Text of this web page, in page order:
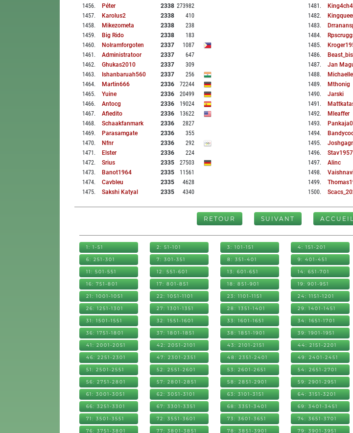
1456. Péter 2338 273982
1457. Karolus2 2338
410
1458. Mikezometa 2338
238
1459. Big Rido 2338
183
1460. Nolramforgoten 2337
1087
1461 . Administratoor 2337
647
1462. Ghukas2010 2337
309
1463. Ishanbaruah560 2337
256
1464. Martin666 2336
72244
1465. Yuine 2336
20499
1466. Antocg 2336
19024
1467. Afiedito 2336
13622
1468. Schaakfanmark 2336
2827
1469. Parasamgate 2336
355
1470. Nfnr 2336
292
1471 . Elster 2336
224
1472. Srius 2335
27503
1473. Banot1964 2335
11561
1474. Cavbleu 2335
4628
1475. Sakshi Katyal 2335 4340
1481 . King4ch4
1482.
1483.
1484.
1485.
1486.
1487. Jan
1488.
1489. Mthonig
1490. Jarski
1491 .
1492. Mleaffer
1493.
1494.
1495.
1496. Stav1957
1497. Alinc
1498.
1499.
1500.
RETOUR SUIVANT ACCUEIL
1: 1-51 2: 51-101 3: 101-151 4: 151-201
6: 251-301 7: 301-351 8: 351-401 9: 401-451
11: 501-551 12: 551-601 13: 601-651 14: 651-701
16: 751-801 17: 801-851 18: 851-901 19: 901-951
21: 1001-1051 22: 1051-1101 23: 1101-1151 24: 1151-1201
26: 1251-1301 27: 1301-1351 28: 1351-1401 29: 1401-1451
31: 1501-1551 32: 1551-1601 33: 1601-1651 34: 1651-1701
36: 1751-1801 37: 1801-1851 38: 1851-1901 39: 1901-1951
41: 2001-2051 42: 2051-2101 43: 2101-2151 44: 2151-2201
46: 2251-2301 47: 2301-2351 48: 2351-2401 49: 2401-2451
51: 2501-2551 52: 2551-2601 53: 2601-2651 54: 2651-2701
56: 2751-2801 57: 2801-2851 58: 2851-2901 59: 2901-2951
61: 3001-3051 62: 3051-3101 63: 3101-3151 64: 3151-3201
66: 3251-3301 67: 3301-3351 68: 3351-3401 69: 3401-3451
71: 3501-3551 72: 3551-3601 73: 3601-3651 74: 3651-3701
76: 3751-3801 77: 3801-3851 78: 3851-3901 79: 3901-3951